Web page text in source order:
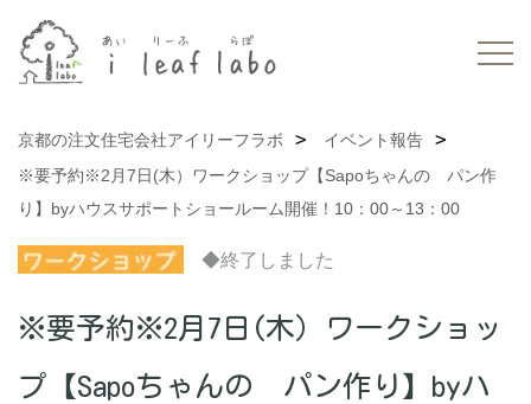
京都の注文住宅会社アイリーフラボ
イベント報告
※要予約※2月7日(木）ワークショップ【Sapoちゃんの パン作
り】byハウスサポートショールーム開催！10：00～13：00
◆終了しました
※要予約※2月7日(木）ワークショッ
プ【Sapoちゃんの パン作り】byハ